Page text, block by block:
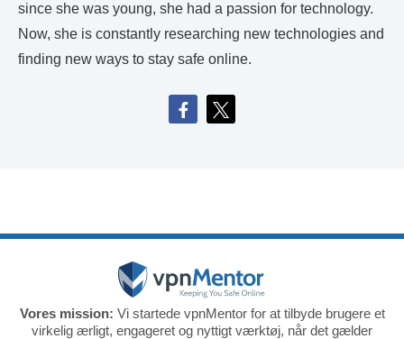
since she was young, she had a passion for technology.
Now, she is constantly researching new technologies and
finding new ways to stay safe online.
Vores mission: Vi startede vpnMentor for at tilbyde brugere et
virkelig ærligt, engageret og nyttigt værktøj, når det gælder